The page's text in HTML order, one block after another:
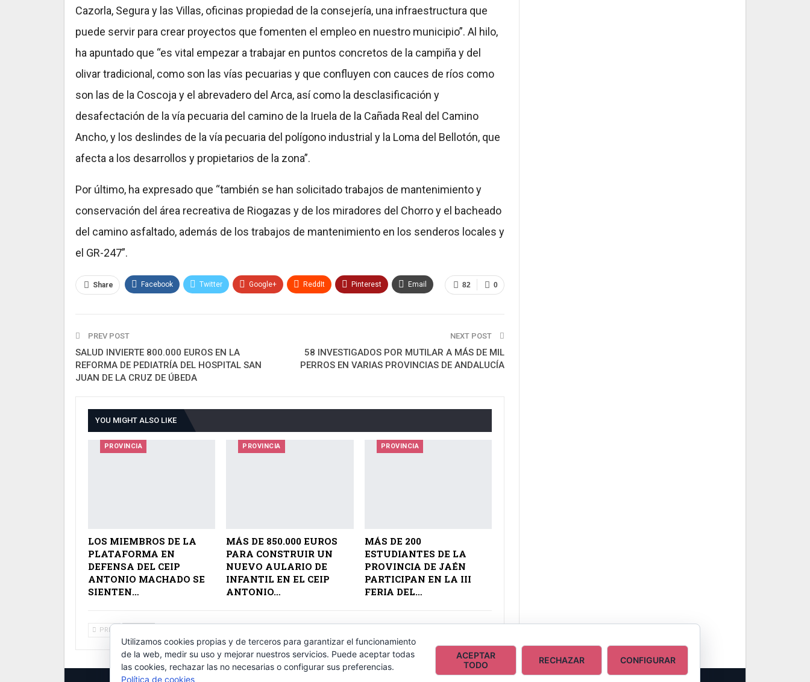
Cazorla, Segura y las Villas, oficinas propiedad de la consejería, una infraestructura que
puede servir para crear proyectos que fomenten el empleo en nuestro municipio”. Al hilo,
ha apuntado que “es vital empezar a trabajar en puntos concretos de la campiña y del
olivar tradicional, como son las vías pecuarias y que confluyen con cauces de ríos como
son las de la Coscoja y el abrevadero del Arca, así como la desclasificación y
desafectación de la vía pecuaria del camino de la Iruela de la Cañada Real del Camino
Ancho, y los deslindes de la vía pecuaria del polígono industrial y la Loma del Bellotón, que
afecta a los desarrollos y propietarios de la zona”.
Por último, ha expresado que “también se han solicitado trabajos de mantenimiento y
conservación del área recreativa de Riogazas y de los miradores del Chorro y el bacheado
del camino asfaltado, además de los trabajos de mantenimiento en los senderos locales y
el GR-247”.
0
82
Share Facebook Twitter Google+ ReddIt Pinterest Email
PREV POST
SALUD INVIERTE 800.000 EUROS EN LA
REFORMA DE PEDIATRÍA DEL HOSPITAL SAN
JUAN DE LA CRUZ DE ÚBEDA
NEXT POST
58 INVESTIGADOS POR MUTILAR A MÁS DE MIL
PERROS EN VARIAS PROVINCIAS DE ANDALUCÍA
YOU MIGHT ALSO LIKE
PROVINCIA
LOS MIEMBROS DE LA
PLATAFORMA EN
DEFENSA DEL CEIP
ANTONIO MACHADO SE
SIENTEN…
PROVINCIA
MÁS DE 850.000 EUROS
PARA CONSTRUIR UN
NUEVO AULARIO DE
INFANTIL EN EL CEIP
ANTONIO…
PROVINCIA
MÁS DE 200
ESTUDIANTES DE LA
PROVINCIA DE JAÉN
PARTICIPAN EN LA III
FERIA DEL…
PREV
Utilizamos cookies propias y de terceros para garantizar el funcionamiento
de la web, medir su uso y mejorar nuestros servicios. Puede aceptar todas
las cookies, rechazar las no necesarias o configurar sus preferencias.
Política de cookies
ACEPTAR
TODO
RECHAZAR CONFIGURAR